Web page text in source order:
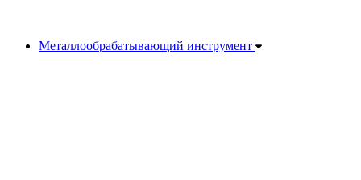
Металлообрабатывающий инструмент